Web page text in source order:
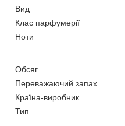
Вид
Клас парфумерії
Ноти
Обсяг
Переважаючий запах
Країна-виробник
Тип